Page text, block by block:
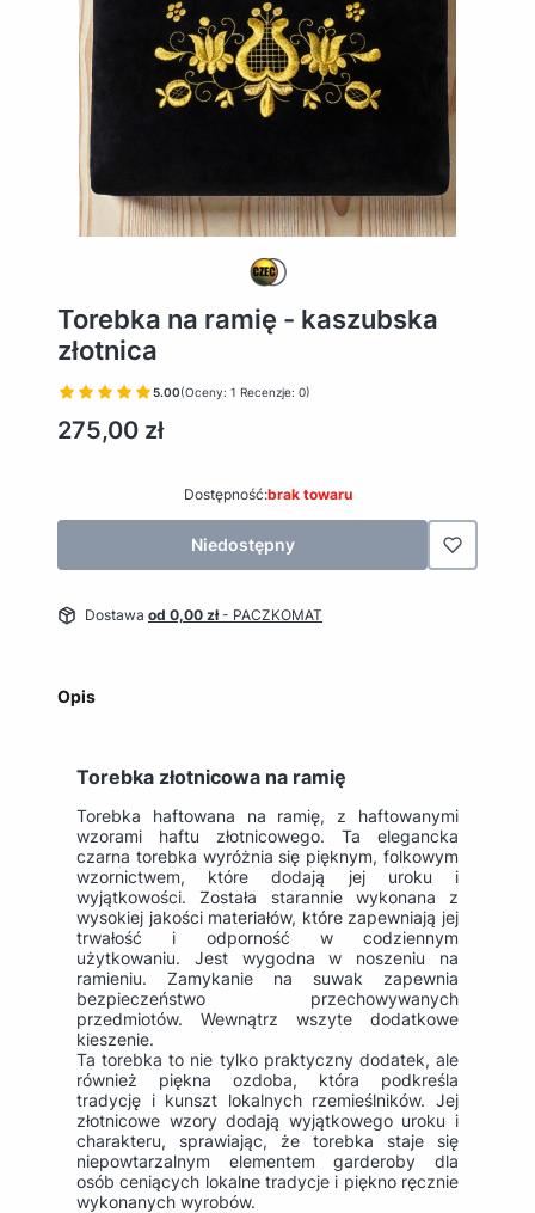
Torebka na ramię - kaszubska
złotnica
5.00(Oceny: 1 Recenzje: 0)
Cena
275,00 zł
Dostępność:brak towaru
Niedostępny
Dostawa od 0,00 zł- PACZKOMAT
Opis
Torebka złotnicowa na ramię
Torebka haftowana na ramię, z haftowanymi
wzorami haftu złotnicowego. Ta elegancka
czarna torebka wyróżnia się pięknym, folkowym
wzornictwem, które dodają jej uroku i
wyjątkowości. Została starannie wykonana z
wysokiej jakości materiałów, które zapewniają jej
trwałość i odporność w codziennym
użytkowaniu. Jest wygodna w noszeniu na
ramieniu. Zamykanie na suwak zapewnia
bezpieczeństwo przechowywanych
przedmiotów. Wewnątrz wszyte dodatkowe
kieszenie.
Ta torebka to nie tylko praktyczny dodatek, ale
również piękna ozdoba, która podkreśla
tradycję i kunszt lokalnych rzemieślników. Jej
złotnicowe wzory dodają wyjątkowego uroku i
charakteru, sprawiając, że torebka staje się
niepowtarzalnym elementem garderoby dla
osób ceniących lokalne tradycje i piękno ręcznie
wykonanych wyrobów.